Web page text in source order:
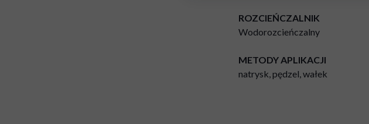
ROZCIEŃCZALNIK
Wodorozcieńczalny
METODY APLIKACJI
natrysk, pędzel, wałek